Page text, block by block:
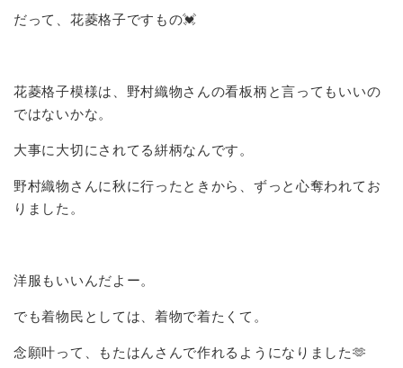
だって、花菱格子ですもの💓
花菱格子模様は、野村織物さんの看板柄と言ってもいいの
ではないかな。
大事に大切にされてる絣柄なんです。
野村織物さんに秋に行ったときから、ずっと心奪われてお
りました。
洋服もいいんだよー。
でも着物民としては、着物で着たくて。
念願叶って、もたはんさんで作れるようになりました🫶